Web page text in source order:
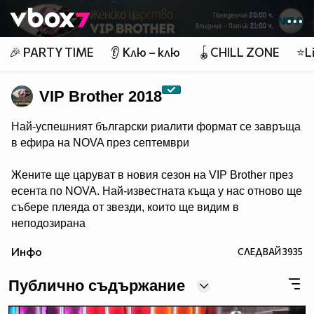
👾
🎉 PARTY TIME 👂 Клю – клю 🪀CHILL ZONE
VIP Brother 2018
Най-успешният български риалити формат се завръща
в ефира на NOVA през септември
Жените ще царуват в новия сезон на VIP Brother през
есента по NOVA. Най-известната къща у нас отново ще
събере плеяда от звезди, които ще видим в
неподозирана
телевизията в България, се завръща в ефира през
цялата власт, но и цялата отговорност в ръцете на
дамите.
Инфо СЛЕДВАЙ3935
Публично съдържание